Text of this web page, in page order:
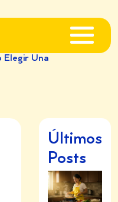
Elegir Una
Últimos
Posts